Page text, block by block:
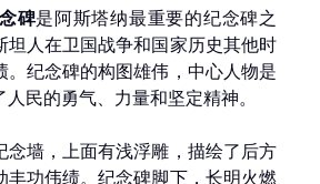
碑是阿斯塔纳最重要的纪念碑之
坦人在卫国战争和国家历史其他时
。纪念碑的构图雄伟，中心人物是
民的勇气、力量和坚定精神。
念墙，上面有浅浮雕，描绘了后方
丰功伟绩。纪念碑脚下，长明火燃